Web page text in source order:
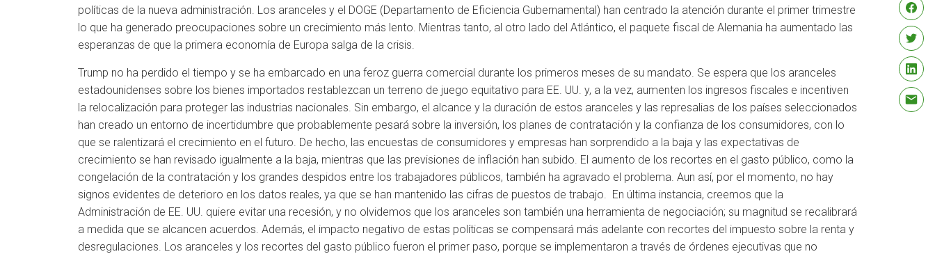
políticas de la nueva administración. Los aranceles y el DOGE (Departamento de Eficiencia Gubernamental) han centrado la atención durante el primer trimestre
lo que ha generado preocupaciones sobre un crecimiento más lento. Mientras tanto, al otro lado del Atlántico, el paquete fiscal de Alemania ha aumentado las
esperanzas de que la primera economía de Europa salga de la crisis.
Trump no ha perdido el tiempo y se ha embarcado en una feroz guerra comercial durante los primeros meses de su mandato. Se espera que los aranceles
estadounidenses sobre los bienes importados restablezcan un terreno de juego equitativo para EE. UU. y, a la vez, aumenten los ingresos fiscales e incentiven
la relocalización para proteger las industrias nacionales. Sin embargo, el alcance y la duración de estos aranceles y las represalias de los países seleccionados
han creado un entorno de incertidumbre que probablemente pesará sobre la inversión, los planes de contratación y la confianza de los consumidores, con lo
que se ralentizará el crecimiento en el futuro. De hecho, las encuestas de consumidores y empresas han sorprendido a la baja y las expectativas de
crecimiento se han revisado igualmente a la baja, mientras que las previsiones de inflación han subido. El aumento de los recortes en el gasto público, como la
congelación de la contratación y los grandes despidos entre los trabajadores públicos, también ha agravado el problema. Aun así, por el momento, no hay
signos evidentes de deterioro en los datos reales, ya que se han mantenido las cifras de puestos de trabajo. En última instancia, creemos que la
Administración de EE. UU. quiere evitar una recesión, y no olvidemos que los aranceles son también una herramienta de negociación; su magnitud se recalibrará
a medida que se alcancen acuerdos. Además, el impacto negativo de estas políticas se compensará más adelante con recortes del impuesto sobre la renta y
desregulaciones. Los aranceles y los recortes del gasto público fueron el primer paso, porque se implementaron a través de órdenes ejecutivas que no